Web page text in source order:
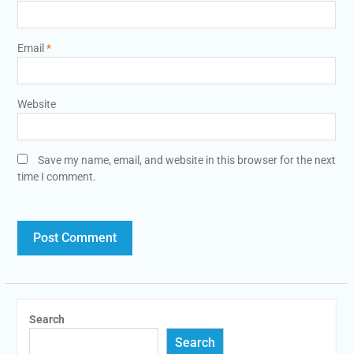
Email *
Website
Save my name, email, and website in this browser for the next
time I comment.
Search
Search